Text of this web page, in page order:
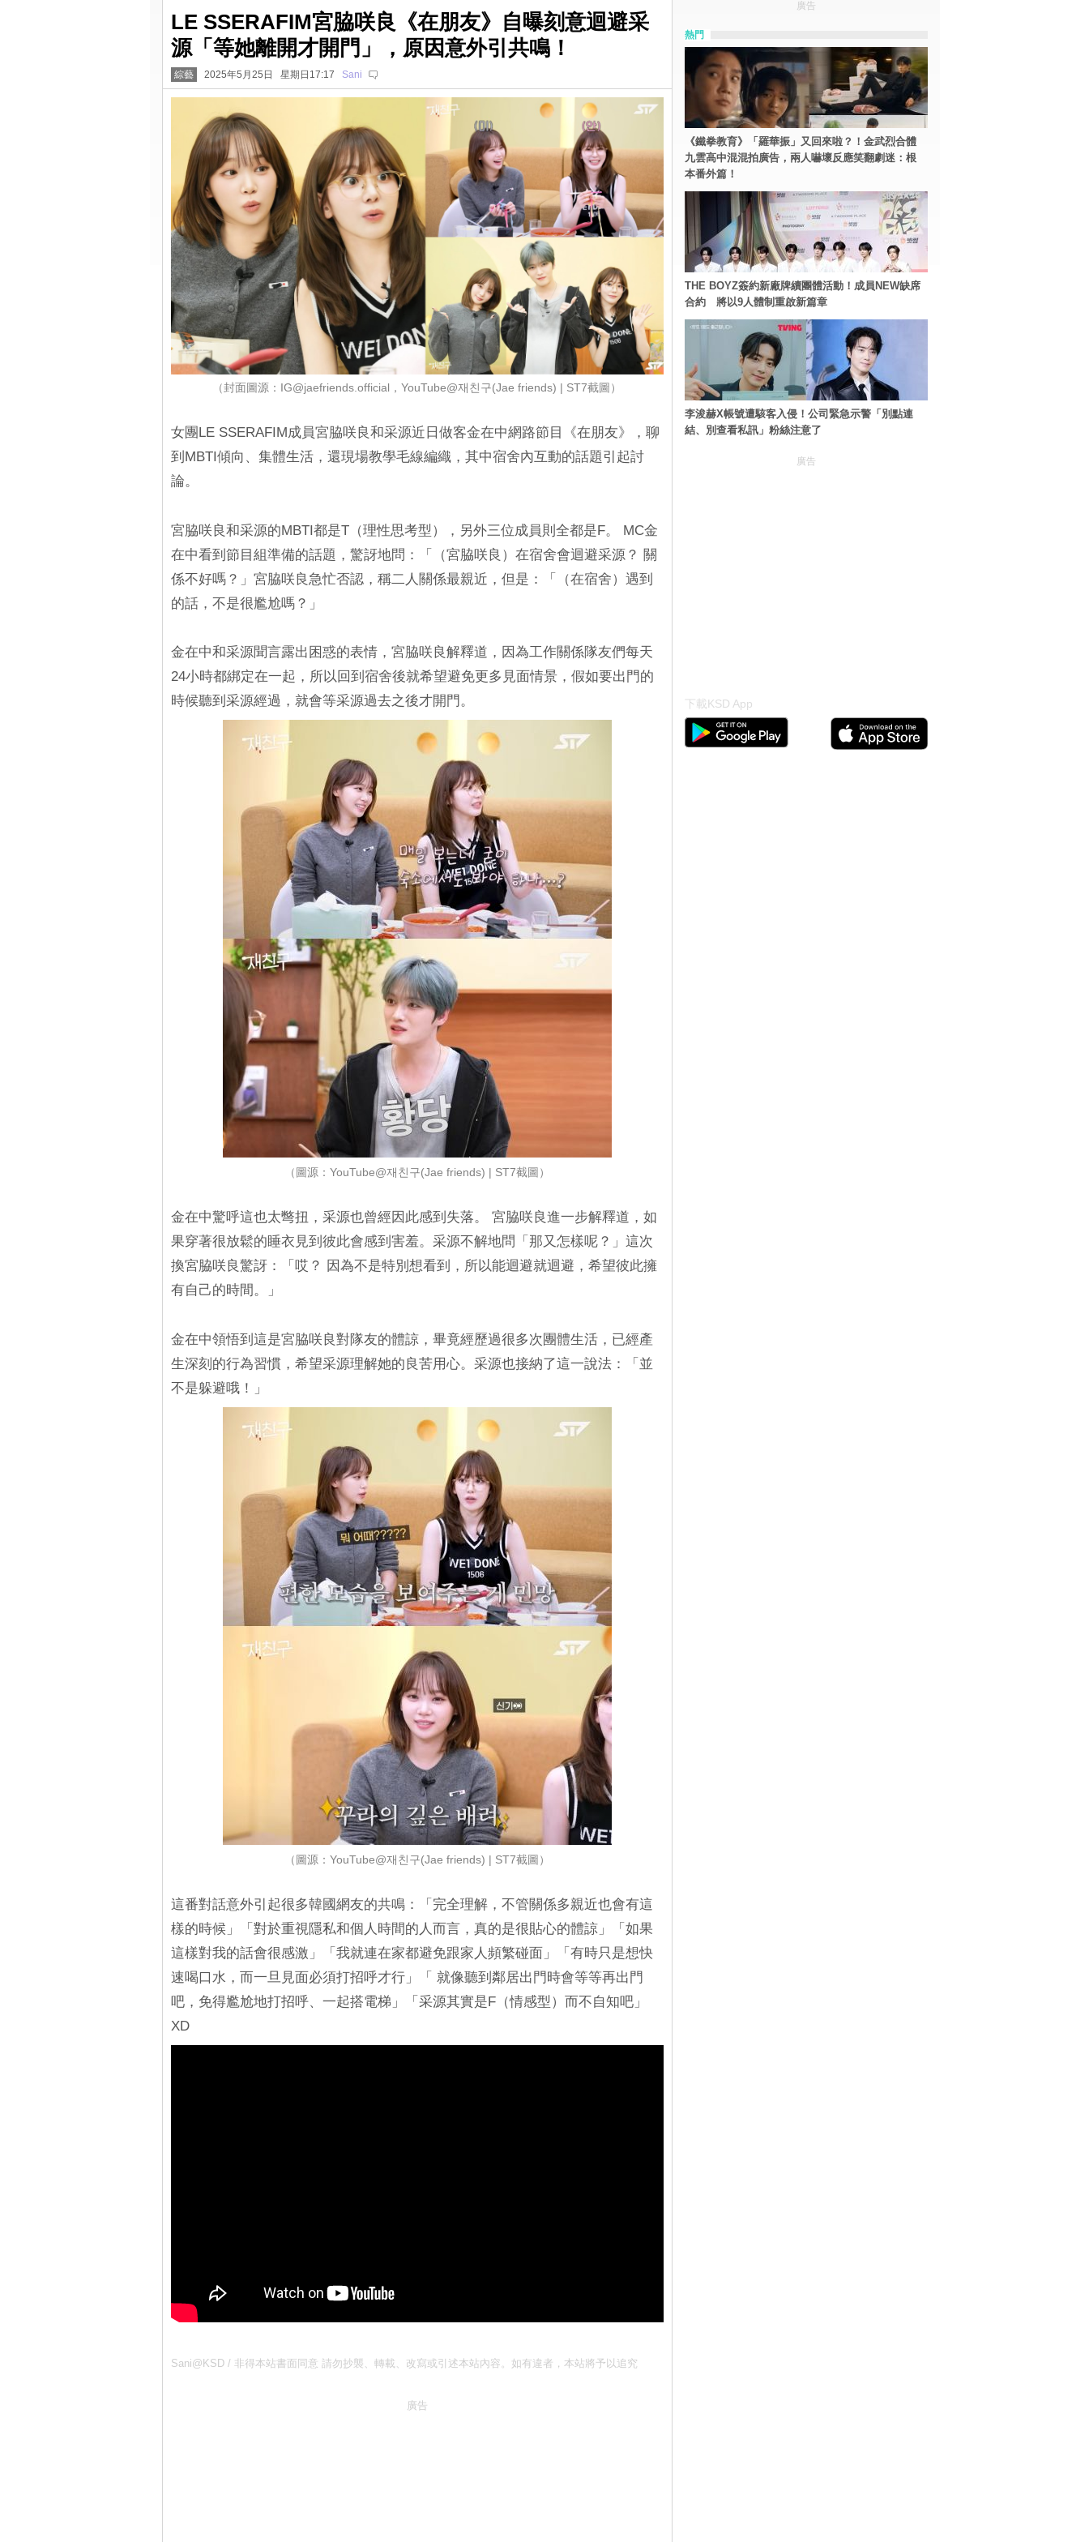
LE SSERAFIM宮脇咲良《在朋友》自曝刻意迴避采
源「等她離開才開門」，原因意外引共鳴！
綜藝 2025年5月25日 星期日17:17 Sani
（封面圖源：IG@jaefriends.official，YouTube@재친구(Jae friends) | ST7截圖）
女團LE SSERAFIM成員宮脇咲良和采源近日做客金在中網路節目《在朋友》，聊
到MBTI傾向、集體生活，還現場教學毛線編織，其中宿舍內互動的話題引起討
論。
宮脇咲良和采源的MBTI都是T（理性思考型），另外三位成員則全都是F。 MC金
在中看到節目組準備的話題，驚訝地問：「（宮脇咲良）在宿舍會迴避采源？ 關
係不好嗎？」宮脇咲良急忙否認，稱二人關係最親近，但是：「（在宿舍）遇到
的話，不是很尷尬嗎？」
金在中和采源聞言露出困惑的表情，宮脇咲良解釋道，因為工作關係隊友們每天
24小時都綁定在一起，所以回到宿舍後就希望避免更多見面情景，假如要出門的
時候聽到采源經過，就會等采源過去之後才開門。
（圖源：YouTube@재친구(Jae friends) | ST7截圖）
金在中驚呼這也太彆扭，采源也曾經因此感到失落。 宮脇咲良進一步解釋道，如
果穿著很放鬆的睡衣見到彼此會感到害羞。采源不解地問「那又怎樣呢？」這次
換宮脇咲良驚訝：「哎？ 因為不是特別想看到，所以能迴避就迴避，希望彼此擁
有自己的時間。」
金在中領悟到這是宮脇咲良對隊友的體諒，畢竟經歷過很多次團體生活，已經產
生深刻的行為習慣，希望采源理解她的良苦用心。采源也接納了這一說法：「並
不是躲避哦！」
（圖源：YouTube@재친구(Jae friends) | ST7截圖）
這番對話意外引起很多韓國網友的共鳴：「完全理解，不管關係多親近也會有這
樣的時候」「對於重視隱私和個人時間的人而言，真的是很貼心的體諒」「如果
這樣對我的話會很感激」「我就連在家都避免跟家人頻繁碰面」「有時只是想快
速喝口水，而一旦見面必須打招呼才行」「 就像聽到鄰居出門時會等等再出門
吧，免得尷尬地打招呼、一起搭電梯」「采源其實是F（情感型）而不自知吧」
XD
Sani@KSD / 非得本站書面同意 請勿抄襲、轉載、改寫或引述本站內容。如有違者，本站將予以追究
廣告
廣告
熱門
《鐵拳教育》「羅華振」又回來啦？！金武烈合體
九雲高中混混拍廣告，兩人嚇壞反應笑翻劇迷：根
本番外篇！
THE BOYZ簽約新廠牌續團體活動！成員NEW缺席
合約 將以9人體制重啟新篇章
李浚赫X帳號遭駭客入侵！公司緊急示警「別點連
結、別查看私訊」粉絲注意了
廣告
下載KSD App